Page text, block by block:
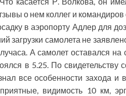
о нем коллег и
в аэропорту Адлер для
загрузки самолета не
А самолет оставался
в 5.25. По свидетельству
все особенности захода и
видимость 10 км,